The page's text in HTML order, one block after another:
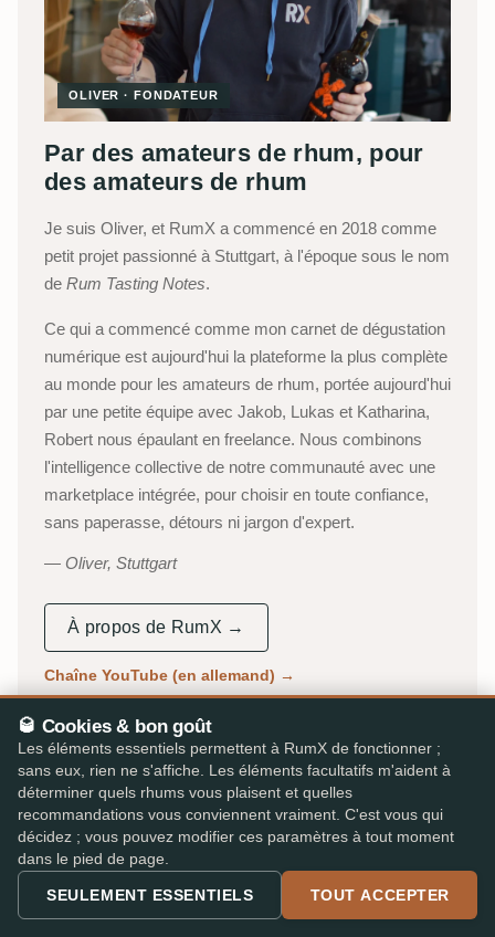
OLIVER · FONDATEUR
Par des amateurs de rhum, pour
des amateurs de rhum
Je suis Oliver, et RumX a commencé en 2018 comme
petit projet passionné à Stuttgart, à l'époque sous le nom
de Rum Tasting Notes.
Ce qui a commencé comme mon carnet de dégustation
numérique est aujourd'hui la plateforme la plus complète
au monde pour les amateurs de rhum, portée aujourd'hui
par une petite équipe avec Jakob, Lukas et Katharina,
Robert nous épaulant en freelance. Nous combinons
l'intelligence collective de notre communauté avec une
marketplace intégrée, pour choisir en toute confiance,
sans paperasse, détours ni jargon d'expert.
Oliver, Stuttgart
À propos de RumX →
Chaîne YouTube (en allemand) →
53 000+
DÉGUSTATEURS ACTIFS AVIS INDÉPENDANTS
25 000+
RHUMS CATALOGUÉS
★ 4,8/5
App iOS & Android
PARLÉ DANS
🥃 Cookies & bon goût
Les éléments essentiels permettent à RumX de fonctionner ;
sans eux, rien ne s'affiche. Les éléments facultatifs m'aident à
déterminer quels rhums vous plaisent et quelles
recommandations vous conviennent vraiment. C'est vous qui
décidez ; vous pouvez modifier ces paramètres à tout moment
dans le pied de page.
SEULEMENT ESSENTIELS TOUT ACCEPTER